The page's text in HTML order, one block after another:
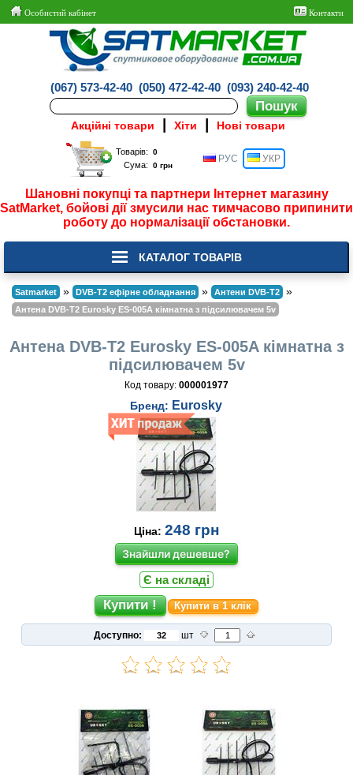
Особистий кабінет Контакти
(067) 573-42-40 (050) 472-42-40 (093) 240-42-40
Акційні товари Хіти Нові товари
Товарів:
Сума:
РУС УКР
Шановні покупці та партнери Інтернет магазину
SatMarket, бойові дії змусили нас тимчасово припинити
роботу до нормалізації обстановки.
КАТАЛОГ ТОВАРІВ
Satmarket » DVB-T2 ефірне обладнання » Антени DVB-T2 »
Антена DVB-T2 Eurosky ES-005A кімнатна з підсилювачем 5v
Антена DVB-T2 Eurosky ES-005A кімнатна з
підсилювачем 5v
Код товару: 000001977
Бренд: Eurosky
Ціна: 248 грн
Знайшли дешевше?
Є на складі
Купити в 1 клік
Доступно: шт